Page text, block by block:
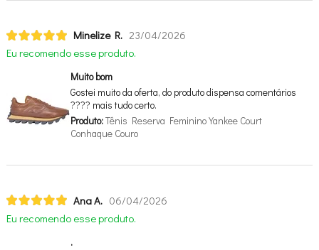
Minelize R. 23/04/2026
Eu recomendo esse produto.
Muito bom
Gostei muito da oferta, do produto dispensa comentários
???? mais tudo certo.
Produto:Tênis Reserva Feminino Yankee Court
Conhaque Couro
Ana A. 06/04/2026
Eu recomendo esse produto.
.